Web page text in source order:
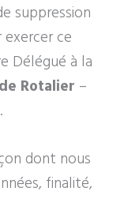
suppression
ce
Délégué à la
Rotalier –
.
dont nous
finalité,